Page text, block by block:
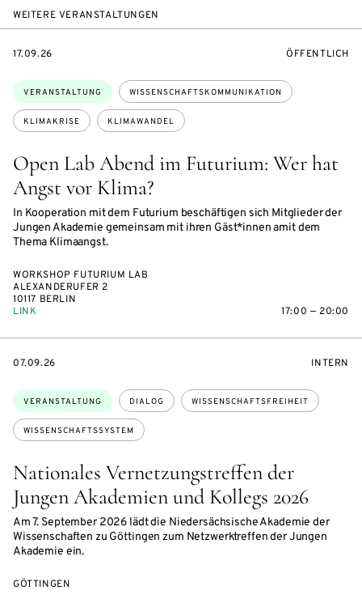
WEITERE VERANSTALTUNGEN
Open Lab Abend im Futurium: Wer hat
Angst vor Klima?
In Kooperation mit dem Futurium beschäftigen sich Mitglieder der
Jungen Akademie gemeinsam mit ihren Gäst*innen amit dem
Thema Klimaangst.
Themen:
VERANSTALTUNG WISSENSCHAFTSKOMMUNIKATION
KLIMAKRISE KLIMAWANDEL
EVENTBEGINSON
17.09.26 ÖFFENTLICH
WORKSHOP FUTURIUM LAB
ALEXANDERUFER 2
10117 BERLIN
LINK
17:00 — 20:00
Nationales Vernetzungstreffen der
Jungen Akademien und Kollegs 2026
Am 7. September 2026 lädt die Niedersächsische Akademie der
Wissenschaften zu Göttingen zum Netzwerktreffen der Jungen
Akademie ein.
Themen:
VERANSTALTUNG DIALOG WISSENSCHAFTSFREIHEIT
WISSENSCHAFTSSYSTEM
EVENTBEGINSON
07.09.26 INTERN
GÖTTINGEN